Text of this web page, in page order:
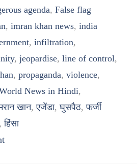
agenda, False flag
, imran khan news, india
, infiltration,
, jeopardise, line of control,
, propaganda, violence,
News in Hindi,
खान,एजेंडा,घुसपैठ,फर्जी
हिंसा